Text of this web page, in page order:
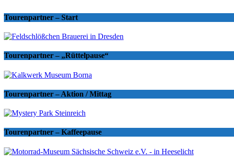
Tourenpartner – Start
Tourenpartner – „Rüttelpause“
Tourenpartner – Aktion / Mittag
Tourenpartner – Kaffeepause